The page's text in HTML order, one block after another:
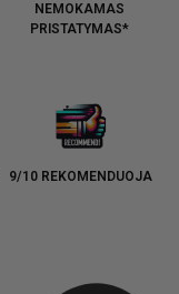
NEMOKAMAS
PRISTATYMAS*
9/10 REKOMENDUOJA